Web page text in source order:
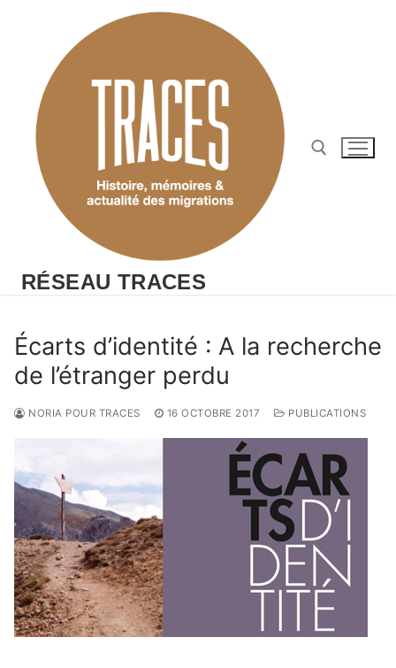
RÉSEAU TRACES
Écarts d’identité : A la recherche
de l’étranger perdu
NORIA POUR TRACES 16 OCTOBRE 2017 PUBLICATIONS